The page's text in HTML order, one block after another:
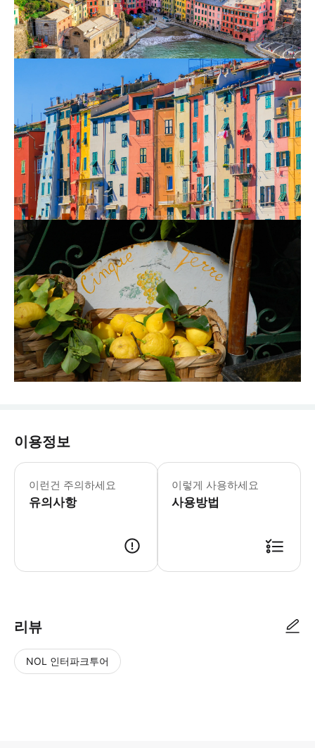
이용정보
이런건 주의하세요
유의사항
▶조인 투어 - 이용요건 * 공지: 영유아
이렇게 사용하세요
사용방법
리뷰
NOL 인터파크투어